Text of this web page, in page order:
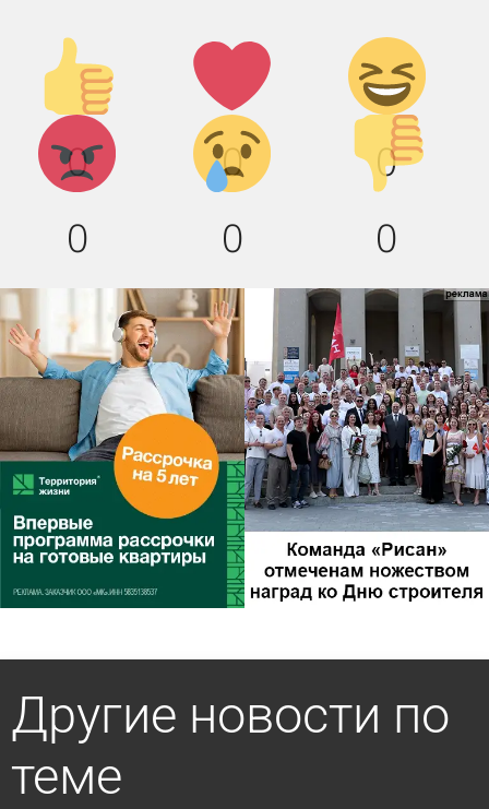
Палец
вверх!
0
Лайк!
0
Дикий
смех!
0
Агрессия!
0
Грусть :
(
0
Палец
вниз!
0
Другие новости по
теме